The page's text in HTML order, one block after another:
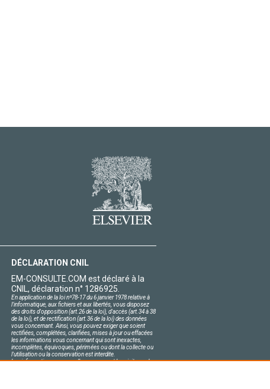
DÉCLARATION CNIL
EM-CONSULTE.COM est déclaré à la
CNIL, déclaration n° 1286925.
En application de la loi nº78-17 du 6 janvier 1978 relative à
l'informatique, aux fichiers et aux libertés, vous disposez
des droits d'opposition (art.26 de la loi), d'accès (art.34 à 38
de la loi), et de rectification (art.36 de la loi) des données
vous concernant. Ainsi, vous pouvez exiger que soient
rectifiées, complétées, clarifiées, mises à jour ou effacées
les informations vous concernant qui sont inexactes,
incomplètes, équivoques, périmées ou dont la collecte ou
l'utilisation ou la conservation est interdite.
Les informations personnelles concernant les visiteurs de